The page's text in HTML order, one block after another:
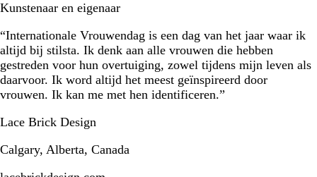
Kunstenaar en eigenaar
“Internationale Vrouwendag is een dag van het jaar waar ik
altijd bij stilsta. Ik denk aan alle vrouwen die hebben
gestreden voor hun overtuiging, zowel tijdens mijn leven als
daarvoor. Ik word altijd het meest geïnspireerd door
vrouwen. Ik kan me met hen identificeren.”
Lace Brick Design
Calgary, Alberta, Canada